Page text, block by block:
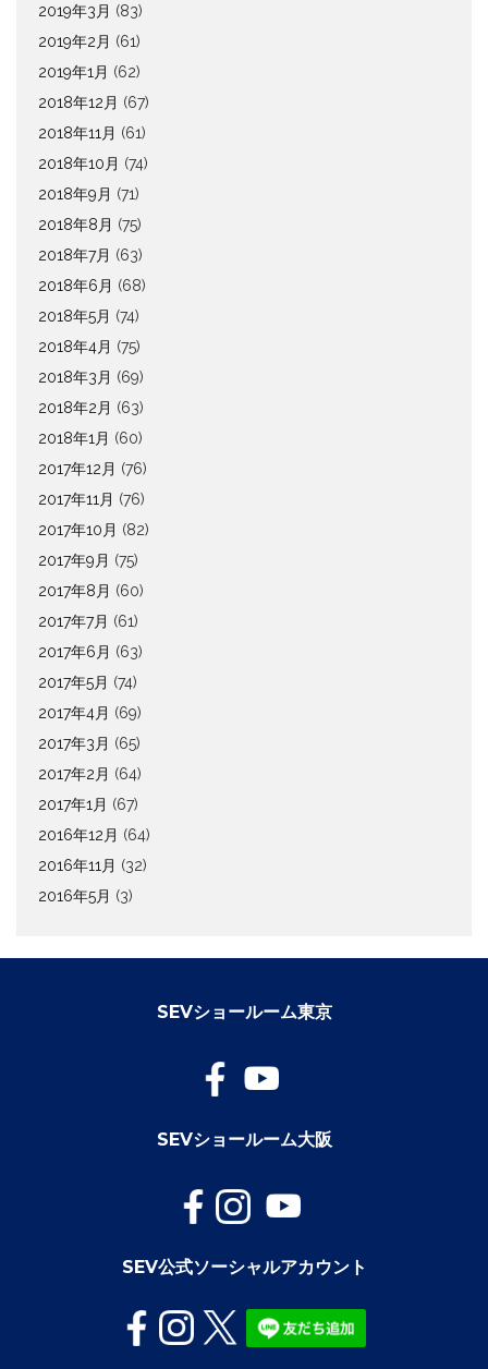
2019年3月 (83)
2019年2月 (61)
2019年1月 (62)
2018年12月 (67)
2018年11月 (61)
2018年10月 (74)
2018年9月 (71)
2018年8月 (75)
2018年7月 (63)
2018年6月 (68)
2018年5月 (74)
2018年4月 (75)
2018年3月 (69)
2018年2月 (63)
2018年1月 (60)
2017年12月 (76)
2017年11月 (76)
2017年10月 (82)
2017年9月 (75)
2017年8月 (60)
2017年7月 (61)
2017年6月 (63)
2017年5月 (74)
2017年4月 (69)
2017年3月 (65)
2017年2月 (64)
2017年1月 (67)
2016年12月 (64)
2016年11月 (32)
2016年5月 (3)
SEVショールーム東京
SEVショールーム大阪
SEV公式ソーシャルアカウント